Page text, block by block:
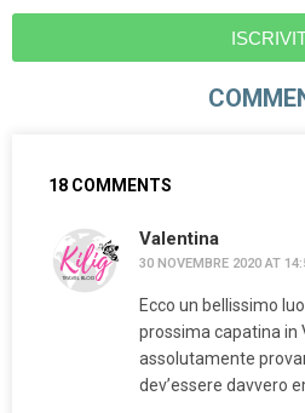
18 COMMENTS
Valentina
30 NOVEMBRE 2020 AT
Ecco un bellissimo
prossima capatina in
assolutamente
dev’essere davvero